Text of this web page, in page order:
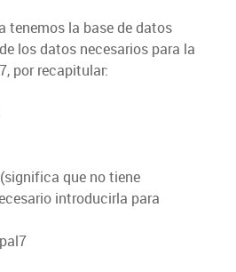
tenemos la base de datos
los datos necesarios para la
por recapitular:
que no tiene
introducirla para